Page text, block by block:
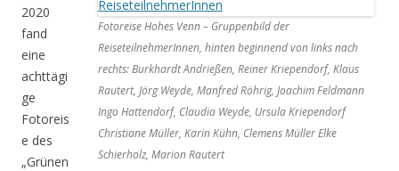
Fotoreise Hohes Venn – Gruppenbild der
ReiseteilnehmerInnen, hinten beginnend von links nach
rechts: Burkhardt Andrießen, Reiner Kriependorf, Klaus
Rautert, Jörg Weyde, Manfred Röhrig, Joachim Feldmann
Ingo Hattendorf, Claudia Weyde, Ursula Kriependorf
Christiane Müller, Karin Kühn, Clemens Müller Elke
Schierholz, Marion Rautert
2020
fand
eine
achttägi
ge
Fotoreis
e des
„Grünen